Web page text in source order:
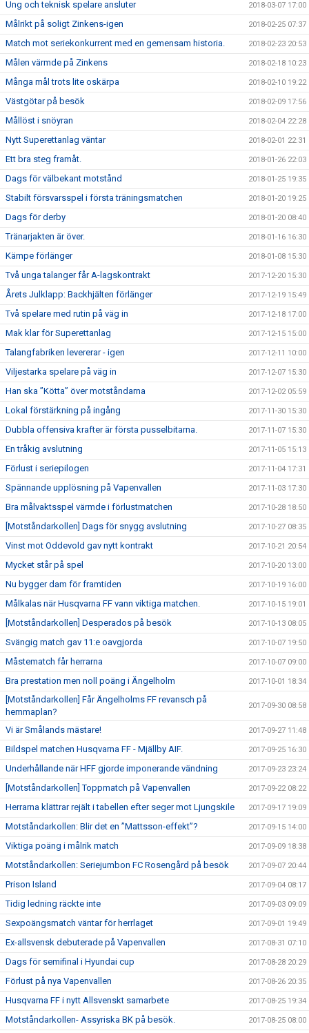
Ung och teknisk spelare ansluter 2018-03-07 17:00
Målrikt på soligt Zinkens-igen 2018-02-25 07:37
Match mot seriekonkurrent med en gemensam historia. 2018-02-23 20:53
Målen värmde på Zinkens 2018-02-18 10:23
Många mål trots lite oskärpa 2018-02-10 19:22
Västgötar på besök 2018-02-09 17:56
Mållöst i snöyran 2018-02-04 22:28
Nytt Superettanlag väntar 2018-02-01 22:31
Ett bra steg framåt. 2018-01-26 22:03
Dags för välbekant motstånd 2018-01-25 19:35
Stabilt försvarsspel i första träningsmatchen 2018-01-20 19:25
Dags för derby 2018-01-20 08:40
Tränarjakten är över. 2018-01-16 16:30
Kämpe förlänger 2018-01-08 15:30
Två unga talanger får A-lagskontrakt 2017-12-20 15:30
Årets Julklapp: Backhjälten förlänger 2017-12-19 15:49
Två spelare med rutin på väg in 2017-12-18 17:00
Mak klar för Superettanlag 2017-12-15 15:00
Talangfabriken levererar - igen 2017-12-11 10:00
Viljestarka spelare på väg in 2017-12-07 15:30
Han ska ”Kötta” över motståndarna 2017-12-02 05:59
Lokal förstärkning på ingång 2017-11-30 15:30
Dubbla offensiva krafter är första pusselbitarna. 2017-11-07 15:30
En tråkig avslutning 2017-11-05 15:13
Förlust i seriepilogen 2017-11-04 17:31
Spännande upplösning på Vapenvallen 2017-11-03 17:30
Bra målvaktsspel värmde i förlustmatchen 2017-10-28 18:50
[Motståndarkollen] Dags för snygg avslutning 2017-10-27 08:35
Vinst mot Oddevold gav nytt kontrakt 2017-10-21 20:54
Mycket står på spel 2017-10-20 13:00
Nu bygger dam för framtiden 2017-10-19 16:00
Målkalas när Husqvarna FF vann viktiga matchen. 2017-10-15 19:01
[Motståndarkollen] Desperados på besök 2017-10-13 08:05
Svängig match gav 11:e oavgjorda 2017-10-07 19:50
Måstematch får herrarna 2017-10-07 09:00
Bra prestation men noll poäng i Ängelholm 2017-10-01 18:34
[Motståndarkollen] Får Ängelholms FF revansch på
hemmaplan?
2017-09-30 08:58
Vi är Smålands mästare! 2017-09-27 11:48
Bildspel matchen Husqvarna FF - Mjällby AIF. 2017-09-25 16:30
Underhållande när HFF gjorde imponerande vändning 2017-09-23 23:24
[Motståndarkollen] Toppmatch på Vapenvallen 2017-09-22 08:22
Herrarna klättrar rejält i tabellen efter seger mot Ljungskile 2017-09-17 19:09
Motståndarkollen: Blir det en ”Mattsson-effekt”? 2017-09-15 14:00
Viktiga poäng i målrik match 2017-09-09 18:38
Motståndarkollen: Seriejumbon FC Rosengård på besök 2017-09-07 20:44
Prison Island 2017-09-04 08:17
Tidig ledning räckte inte 2017-09-03 09:09
Sexpoängsmatch väntar för herrlaget 2017-09-01 19:49
Ex-allsvensk debuterade på Vapenvallen 2017-08-31 07:10
Dags för semifinal i Hyundai cup 2017-08-28 20:29
Förlust på nya Vapenvallen 2017-08-26 20:35
Husqvarna FF i nytt Allsvenskt samarbete 2017-08-25 19:34
Motståndarkollen- Assyriska BK på besök. 2017-08-25 08:00